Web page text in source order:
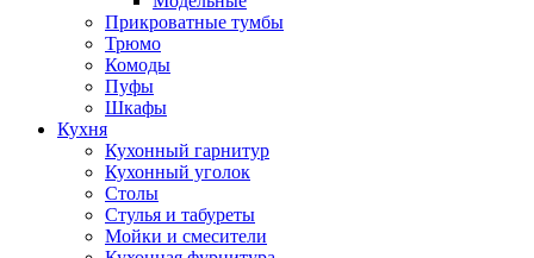
Прикроватные тумбы
Трюмо
Комоды
Пуфы
Шкафы
Кухня
Кухонный гарнитур
Кухонный уголок
Столы
Стулья и табуреты
Мойки и смесители